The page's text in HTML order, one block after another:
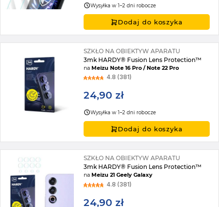
Wysyłka w 1–2 dni robocze
Dodaj do koszyka
SZKŁO NA OBIEKTYW APARATU
3mk HARDY® Fusion Lens Protection™
naMeizu Note 16 Pro / Note 22 Pro
4.8 (381)
24,90 zł
Wysyłka w 1–2 dni robocze
Dodaj do koszyka
SZKŁO NA OBIEKTYW APARATU
3mk HARDY® Fusion Lens Protection™
naMeizu 21 Geely Galaxy
4.8 (381)
24,90 zł